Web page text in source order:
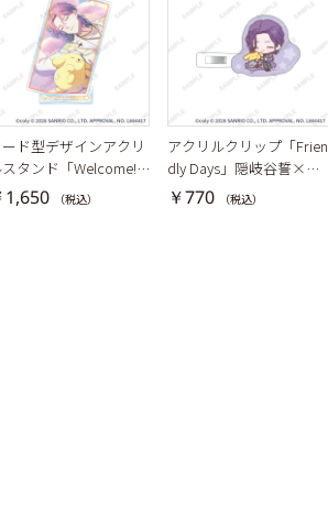
ード型デザインアクリ
タンド「Welcome! K
Cafe♡ Aporia × S
characters」隠岐谷
1,650 （税込）
アクリルクリップ「Frien
dly Days」隠岐谷誓×ポ
ムポムプリン
￥770 （税込）